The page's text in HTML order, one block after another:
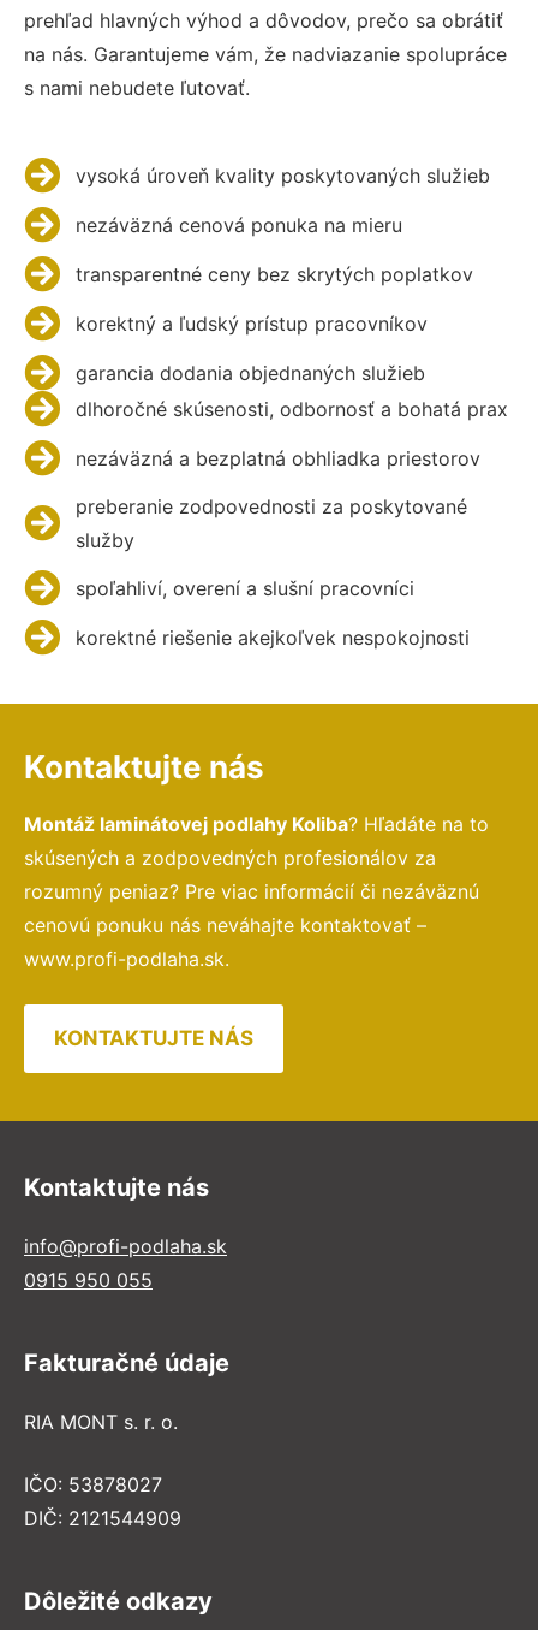
prehľad hlavných výhod a dôvodov, prečo sa obrátiť
na nás. Garantujeme vám, že nadviazanie spolupráce
s nami nebudete ľutovať.
vysoká úroveň kvality poskytovaných služieb
nezáväzná cenová ponuka na mieru
transparentné ceny bez skrytých poplatkov
korektný a ľudský prístup pracovníkov
garancia dodania objednaných služieb
dlhoročné skúsenosti, odbornosť a bohatá prax
nezáväzná a bezplatná obhliadka priestorov
preberanie zodpovednosti za poskytované
služby
spoľahliví, overení a slušní pracovníci
korektné riešenie akejkoľvek nespokojnosti
Kontaktujte nás
Montáž laminátovej podlahy Koliba? Hľadáte na to
skúsených a zodpovedných profesionálov za
rozumný peniaz? Pre viac informácií či nezáväznú
cenovú ponuku nás neváhajte kontaktovať –
www.profi-podlaha.sk.
KONTAKTUJTE NÁS
Kontaktujte nás
info@profi-podlaha.sk
0915 950 055
Fakturačné údaje
RIA MONT s. r. o.
IČO: 53878027
DIČ: 2121544909
Dôležité odkazy